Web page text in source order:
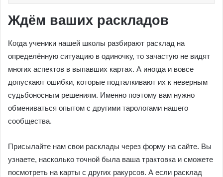
Ждём ваших раскладов
Когда ученики нашей школы разбирают расклад на
определённую ситуацию в одиночку, то зачастую не видят
многих аспектов в выпавших картах. А иногда и вовсе
допускают ошибки, которые подталкивают их к неверным
судьбоносным решениям. Именно поэтому вам нужно
обмениваться опытом с другими тарологами нашего
сообщества.
Присылайте нам свои расклады через форму на сайте. Вы
узнаете, насколько точной была ваша трактовка и сможете
посмотреть на карты с других ракурсов. А если расклад